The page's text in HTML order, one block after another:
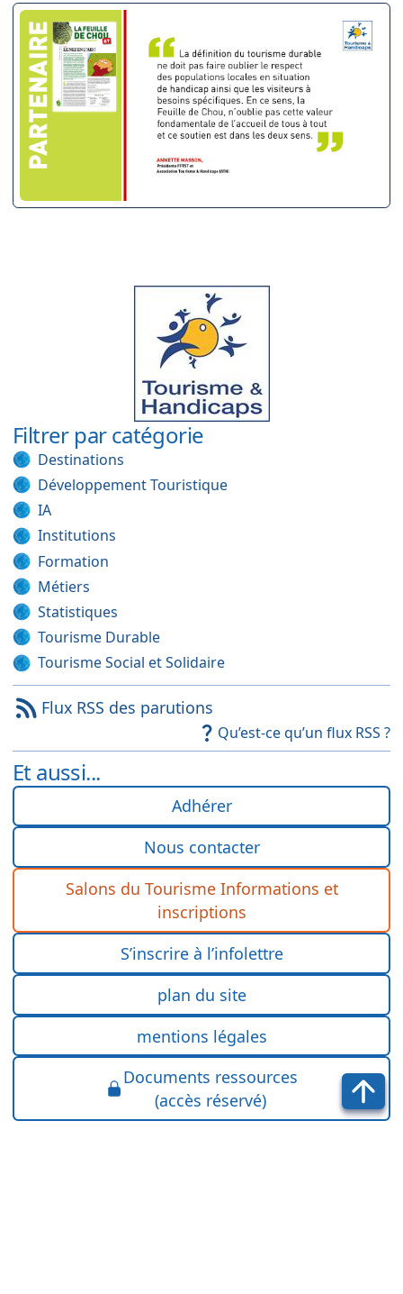
Filtrer par catégorie
Destinations
Développement Touristique
IA
Institutions
Formation
Métiers
Statistiques
Tourisme Durable
Tourisme Social et Solidaire
Flux RSS des parutions
Qu’est-ce qu’un flux RSS ?
Et aussi...
Adhérer
Nous contacter
Salons du Tourisme Informations et
inscriptions
S’inscrire à l’infolettre
plan du site
mentions légales
Documents ressources
(accès réservé)